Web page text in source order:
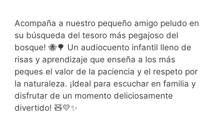
Acompaña a nuestro pequeño amigo peludo en
su búsqueda del tesoro más pegajoso del
bosque! 🐝🌳 Un audiocuento infantil lleno de
risas y aprendizaje que enseña a los más
peques el valor de la paciencia y el respeto por
la naturaleza. ¡Ideal para escuchar en familia y
disfrutar de un momento deliciosamente
divertido! 🧸💛✨